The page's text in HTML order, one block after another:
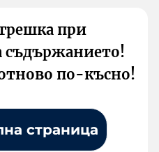
при
съдържанието!
по-късно!
страница